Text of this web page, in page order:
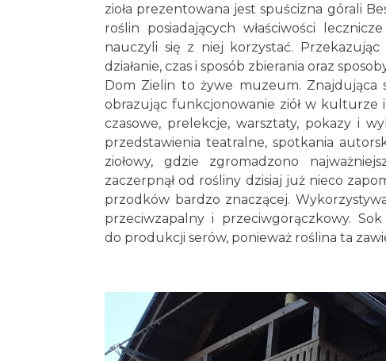
zioła prezentowana jest spuścizna górali
roślin posiadających właściwości
nauczyli się z niej korzystać.
działanie, czas i sposób zbierania oraz
Dom Zielin to żywe muzeum. Znajdująca
obrazując funkcjonowanie ziół w kulturze
czasowe, prelekcje, warsztaty, pokazy i
przedstawienia teatralne, spotkania
ziołowy, gdzie zgromadzono
zaczerpnął od rośliny dzisiaj już nieco
przodków bardzo znaczącej.
przeciwzapalny i przeciwgorączkowy.
do produkcji serów, ponieważ roślina ta